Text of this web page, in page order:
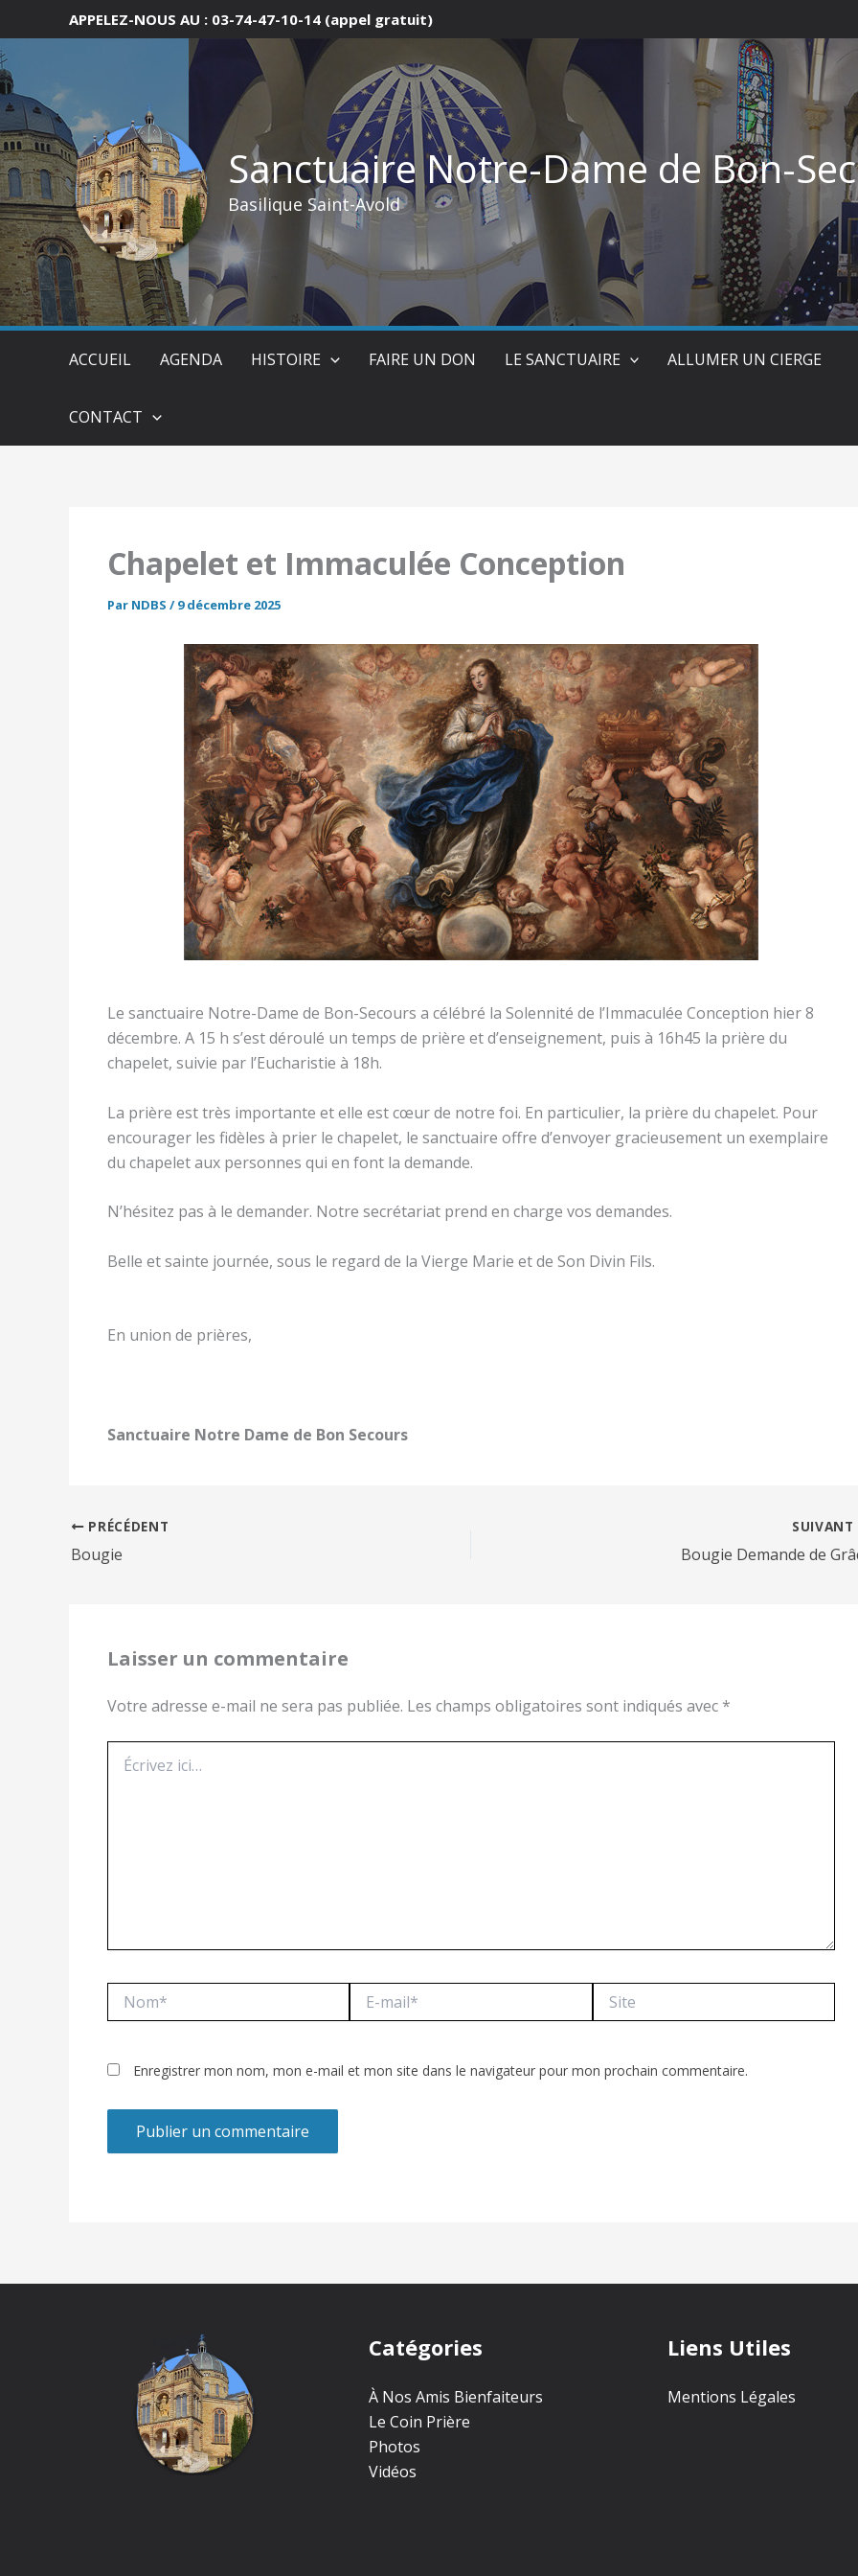
au
contenu
APPELEZ-NOUS AU : 03-74-47-10-14 (appel gratuit)
Sanctuaire Notre-Dame de Bon-
Basilique Saint-Avold
ACCUEIL AGENDA HISTOIRE FAIRE UN DON LE SANCTUAIRE ALLUMER UN CIERGE
CONTACT
Chapelet et Immaculée Conception
Par NDBS /9 décembre 2025
Le sanctuaire Notre-Dame de Bon-Secours a célébré la Solennité de l’Immaculée Conception hier 8
décembre. A 15 h s’est déroulé un temps de prière et d’enseignement, puis à 16h45 la prière du
chapelet, suivie par l’Eucharistie à 18h.
La prière est très importante et elle est cœur de notre foi. En particulier, la prière du chapelet. Pour
encourager les fidèles à prier le chapelet, le sanctuaire offre d’envoyer gracieusement un exemplaire
du chapelet aux personnes qui en font la demande.
N’hésitez pas à le demander. Notre secrétariat prend en charge vos demandes.
Belle et sainte journée, sous le regard de la Vierge Marie et de Son Divin Fils.
En union de prières,
Sanctuaire Notre Dame de Bon Secours
PRÉCÉDENT
Bougie
SUIVANT
Bougie Demande de
Laisser un commentaire
Votre adresse e-mail ne sera pas publiée. Les champs obligatoires sont indiqués avec *
ici…
mail*
Enregistrer mon nom, mon e-mail et mon site dans le navigateur pour mon prochain commentaire.
Catégories
À Nos Amis Bienfaiteurs
Le Coin Prière
Photos
Vidéos
Liens Utiles
Mentions Légales